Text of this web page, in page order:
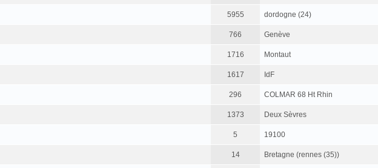
5955 dordogne (24)
766 Genève
1716 Montaut
1617 IdF
296 COLMAR 68 Ht Rhin
1373 Deux Sèvres
5 19100
14 Bretagne (rennes (35))